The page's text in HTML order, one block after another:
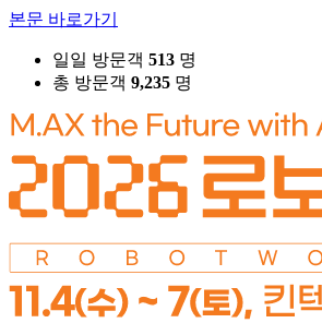
본문 바로가기
일일 방문객 513 명
총 방문객 9,235 명